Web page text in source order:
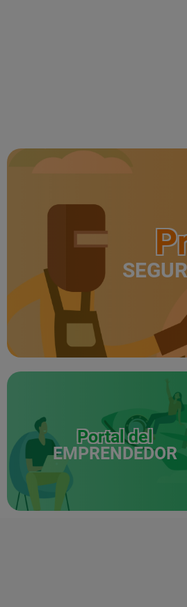
Portal del
EMPRENDEDOR